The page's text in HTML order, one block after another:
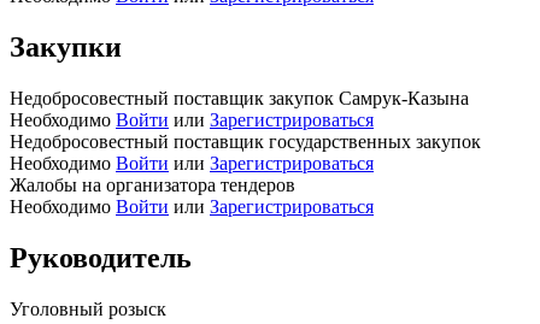
Закупки
Недобросовестный поставщик закупок Самрук-Казына
Необходимо Войти или Зарегистрироваться
Недобросовестный поставщик государственных закупок
Необходимо Войти или Зарегистрироваться
Жалобы на организатора тендеров
Необходимо Войти или Зарегистрироваться
Руководитель
Уголовный розыск